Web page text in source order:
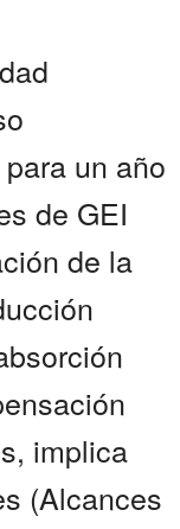
un año
de GEI
de la
implica
(Alcances